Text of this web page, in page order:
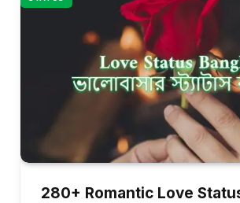
280+ Romantic Love